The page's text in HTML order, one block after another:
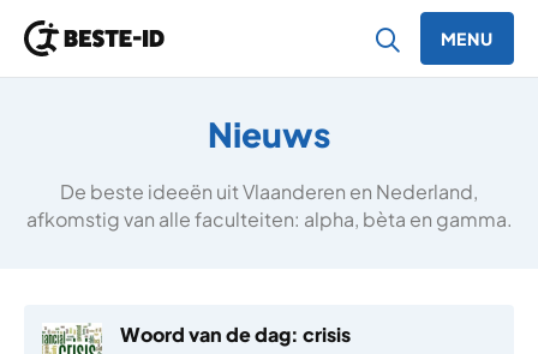
MENU
Nieuws
De beste ideeën uit Vlaanderen en Nederland,
afkomstig van alle faculteiten: alpha, bèta en gamma.
Woord van de dag: crisis